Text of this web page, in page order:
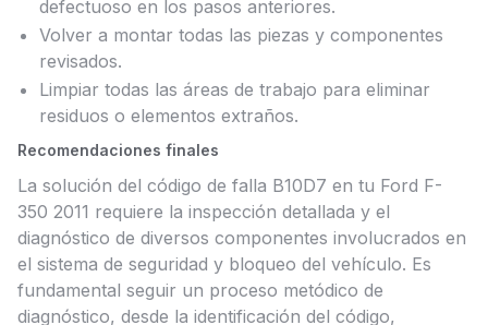
defectuoso en los pasos anteriores.
Volver a montar todas las piezas y componentes
revisados.
Limpiar todas las áreas de trabajo para eliminar
residuos o elementos extraños.
Recomendaciones finales
La solución del código de falla B10D7 en tu Ford F-
350 2011 requiere la inspección detallada y el
diagnóstico de diversos componentes involucrados en
el sistema de seguridad y bloqueo del vehículo. Es
fundamental seguir un proceso metódico de
diagnóstico, desde la identificación del código,